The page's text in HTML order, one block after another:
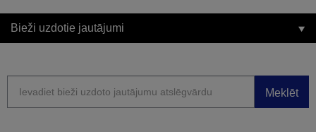
Bieži uzdotie jautājumi
Meklēt